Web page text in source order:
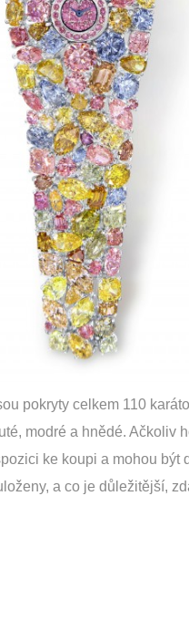
pokryty celkem 110
modré a hnědé. Ačkoliv
ke koupi a mohou být
a co je důležitější,